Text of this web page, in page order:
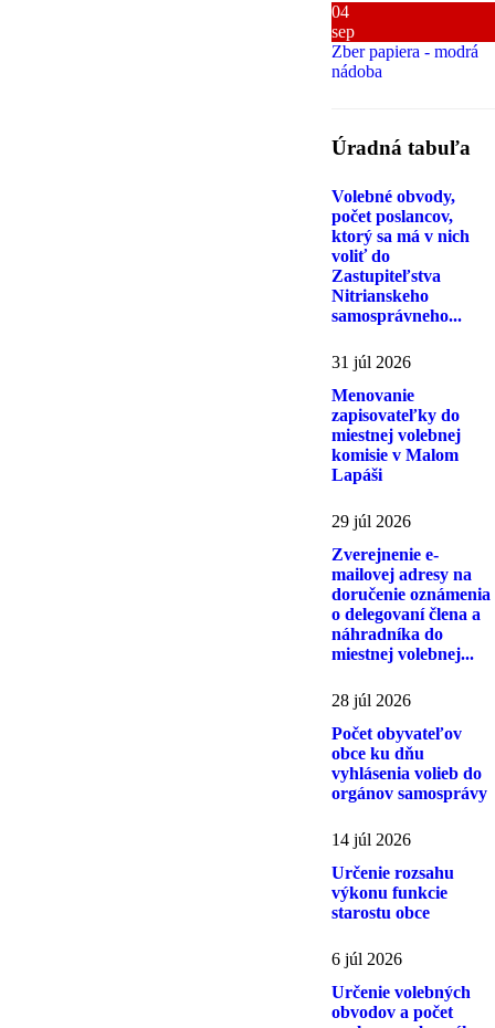
04
sep
Zber papiera - modrá
nádoba
Úradná tabuľa
Volebné obvody,
počet poslancov,
ktorý sa má v nich
voliť do
Zastupiteľstva
Nitrianskeho
samosprávneho...
31 júl 2026
Menovanie
zapisovateľky do
miestnej volebnej
komisie v Malom
Lapáši
29 júl 2026
Zverejnenie e-
mailovej adresy na
doručenie oznámenia
o delegovaní člena a
náhradníka do
miestnej volebnej...
28 júl 2026
Počet obyvateľov
obce ku dňu
vyhlásenia volieb do
orgánov samosprávy
14 júl 2026
Určenie rozsahu
výkonu funkcie
starostu obce
6 júl 2026
Určenie volebných
obvodov a počet